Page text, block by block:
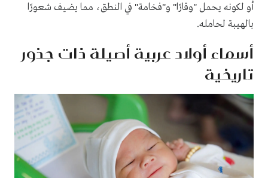
أو لكونه يحمل "وقارًا" و"فخامة" في النطق، مما يضيف شعورًا
بالهيبة لحامله.
أسماء أولاد عربية أصيلة ذات جذور
تاريخية